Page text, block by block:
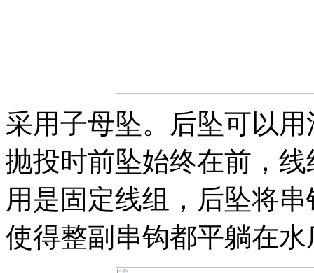
采用子母坠。后坠可以
抛投时前坠始终在前，
用是固定线组，后坠将串
使得整副串钩都平躺在水